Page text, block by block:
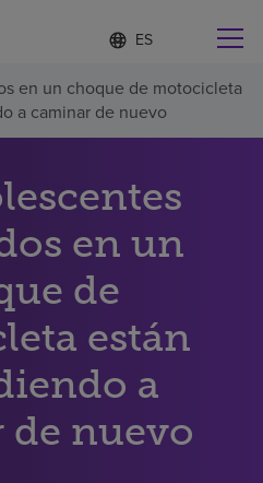
Lista
de
idiomas
contraída
d
o
m
a
l
e
c
c
i
o
a
o
cerca de usted
en un choque de motocicleta
a caminar de nuevo
en un
de
están
a
nuevo